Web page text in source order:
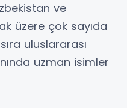
ve
üzere çok sayıda
uluslararası
uzman isimler